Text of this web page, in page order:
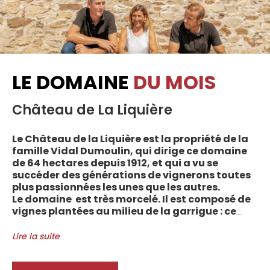
LE DOMAINE DU MOIS
Château de La Liquière
Le Château de la Liquière est la propriété de la
famille Vidal Dumoulin, qui dirige ce domaine
de 64 hectares depuis 1912, et qui a vu se
succéder des générations de vignerons toutes
plus passionnées les unes que les autres.
Le domaine est très morcelé. Il est composé de
vignes plantées au milieu de la garrigue : ce
entre les villages d’Autignac, Caussiniojouls,
l’Appellation. La grande majorité des parcelles,
Lire la suite